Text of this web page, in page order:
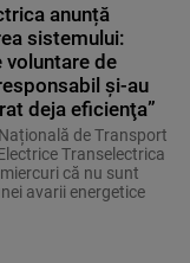
anunță
sistemului:
voluntare de
şi-au
deja eficienţa”
de Transport
Transelectrica
că nu sunt
avarii energetice